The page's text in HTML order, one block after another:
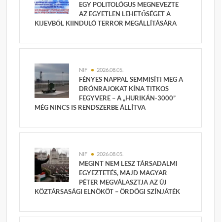
EGY POLITOLÓGUS MEGNEVEZTE
AZ EGYETLEN LEHETŐSÉGET A
KIJEVBŐL KIINDULÓ TERROR MEGÁLLÍTÁSÁRA
NIF 2026.08.05.
FÉNYES NAPPAL SEMMISÍTI MEG A
DRÓNRAJOKAT KÍNA TITKOS
FEGYVERE – A „HURIKÁN-3000”
MÉG NINCS IS RENDSZERBE ÁLLÍTVA
NIF 2026.08.05.
MEGINT NEM LESZ TÁRSADALMI
EGYEZTETÉS, MAJD MAGYAR
PÉTER MEGVÁLASZTJA AZ ÚJ
KÖZTÁRSASÁGI ELNÖKÖT – ÖRDÖGI SZÍNJÁTÉK